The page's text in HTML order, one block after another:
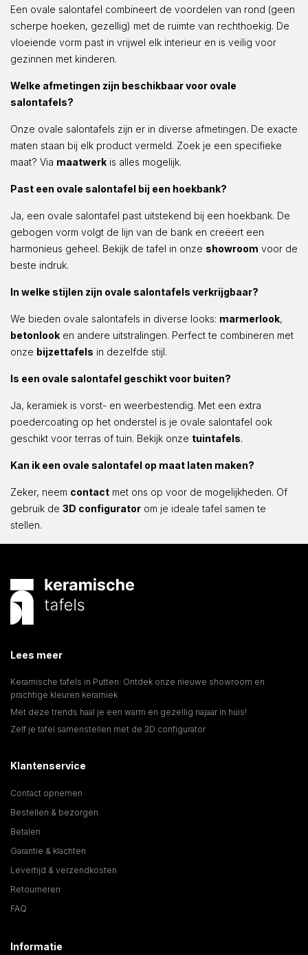
Een ovale salontafel combineert de voordelen van rond (geen
scherpe hoeken, gezellig) met de ruimte van rechthoekig. De
vloeiende vorm past in vrijwel elk interieur en is veilig voor
gezinnen met kinderen.
Welke afmetingen zijn beschikbaar voor ovale
salontafels?
Onze ovale salontafels zijn er in diverse afmetingen. De exacte
maten staan bij elk product vermeld. Zoek je een specifieke
maat? Via maatwerk is alles mogelijk.
Past een ovale salontafel bij een hoekbank?
Ja, een ovale salontafel past uitstekend bij een hoekbank. De
gebogen vorm volgt de lijn van de bank en creëert een
harmonieus geheel. Bekijk de tafel in onze showroom voor de
beste indruk.
In welke stijlen zijn ovale salontafels verkrijgbaar?
We bieden ovale salontafels in diverse looks: marmerlook,
betonlook en andere uitstralingen. Perfect te combineren met
onze bijzettafels in dezelfde stijl.
Is een ovale salontafel geschikt voor buiten?
Ja, keramiek is vorst- en weerbestendig. Met een extra
poedercoating op het onderstel is je ovale salontafel ook
geschikt voor terras of tuin. Bekijk onze tuintafels.
Kan ik een ovale salontafel op maat laten maken?
Zeker, neem contact met ons op voor de mogelijkheden. Of
gebruik de 3D configurator om je ideale tafel samen te
stellen.
Lees meer
Keramische tafels in Putten: Ontdek onze nieuwe showroom en
prachtige kleuren keramiek
Met deze trends haal je een warm en gezellig najaar in huis!
Zelf je tafel samenstellen met de 3D configurator
Klantenservice
Contact opnemen
Bestellen & bezorgen
Betalen
Garantie & klachten
Levertijd & verzendkosten
Retourneren
FAQ
Informatie